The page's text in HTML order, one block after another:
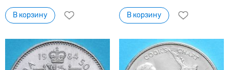
В корзину В корзину